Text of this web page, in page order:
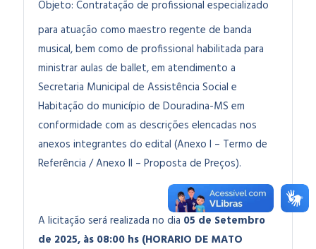
Objeto: Contratação de profissional especializado
para atuação como maestro regente de banda
musical, bem como de profissional habilitada para
ministrar aulas de ballet,em atendimento a
Secretaria Municipal de Assistência Social e
Habitação do município de Douradina-MS em
conformidade com as descrições elencadas nos
anexos integrantes do edital (Anexo I – Termo de
Referência / Anexo II – Proposta de Preços).
A licitação será realizada no dia 05 de Setembro
de 2025, às 08:00 hs (HORARIO DE MATO